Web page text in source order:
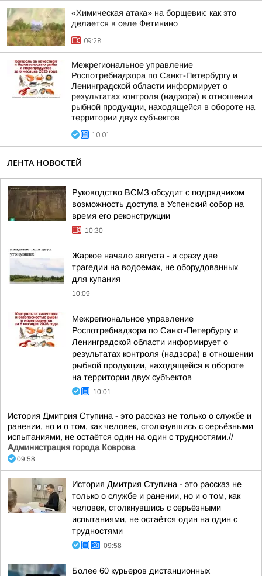
«Химическая атака» на борщевик: как это
делается в селе Фетинино
09:28
Межрегиональное управление
Роспотребнадзора по Санкт-Петербургу и
Ленинградской области информирует о
результатах контроля (надзора) в отношении
рыбной продукции, находящейся в обороте на
территории двух субъектов
10:01
ЛЕНТА НОВОСТЕЙ
Руководство ВСМЗ обсудит с подрядчиком
возможность доступа в Успенский собор на
время его реконструкции
10:30
Жаркое начало августа - и сразу две
трагедии на водоемах, не оборудованных
для купания
10:09
Межрегиональное управление
Роспотребнадзора по Санкт-Петербургу и
Ленинградской области информирует о
результатах контроля (надзора) в отношении
рыбной продукции, находящейся в обороте
на территории двух субъектов
10:01
История Дмитрия Ступина - это рассказ не только о службе и
ранении, но и о том, как человек, столкнувшись с серьёзными
испытаниями, не остаётся один на один с трудностями.//
Администрация города Коврова
09:58
История Дмитрия Ступина - это рассказ не
только о службе и ранении, но и о том, как
человек, столкнувшись с серьёзными
испытаниями, не остаётся один на один с
трудностями
09:58
Более 60 курьеров дистанционных